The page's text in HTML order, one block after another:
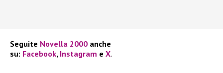
Seguite Novella 2000 anche
su: Facebook, Instagram e X.